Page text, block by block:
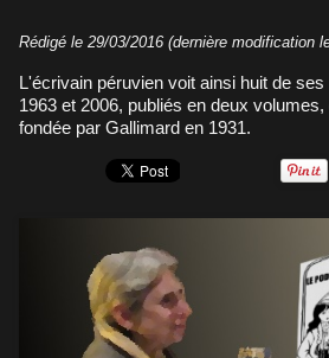
Rédigé le 29/03/2016 (dernière modification
L'écrivain péruvien voit ainsi huit de
1963 et 2006, publiés en deux
fondée par Gallimard en 1931.